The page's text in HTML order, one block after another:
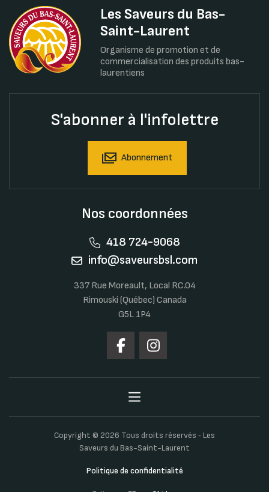
Les Saveurs du Bas-
Saint-Laurent
Organisme de promotion et de
commercialisation des produits bas-
laurentiens
S'abonner à l'infolettre
Abonnement
Nos coordonnées
418 724-9068
info@saveursbsl.com
337 Rue Moreault, Local RC.04
Rimouski (Québec) Canada
G5L 1P4
Copyright © 2026 Tous droits réservés ‐ Les
Saveurs du Bas-Saint-Laurent
Politique de confidentialité